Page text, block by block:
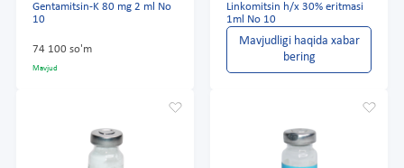
Gentamitsin-K 80 mg 2 ml No
10
74 100 so'm
Mavjud
Linkomitsin h/x 30% eritmasi
1ml No 10
Mavjudligi haqida xabar
bering